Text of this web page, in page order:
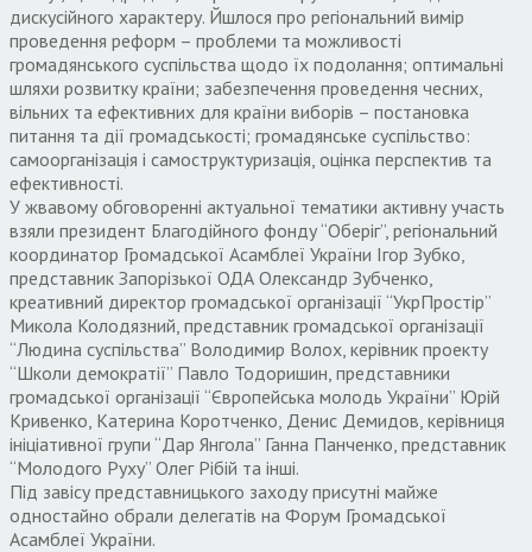
дискусійного характеру. Йшлося про регіональний вимір
проведення реформ – проблеми та можливості
громадянського суспільства щодо їх подолання; оптимальні
шляхи розвитку країни; забезпечення проведення чесних,
вільних та ефективних для країни виборів – постановка
питання та дії громадськості; громадянське суспільство:
самоорганізація і самоструктуризація, оцінка перспектив та
ефективності.
У жвавому обговоренні актуальної тематики активну участь
взяли президент Благодійного фонду “Оберіг”, регіональний
координатор Громадської Асамблеї України Ігор Зубко,
представник Запорізької ОДА Олександр Зубченко,
креативний директор громадської організації “УкрПростір”
Микола Колодязний, представник громадської організації
“Людина суспільства” Володимир Волох, керівник проекту
“Школи демократії” Павло Тодоришин, представники
громадської організації “Європейська молодь України” Юрій
Кривенко, Катерина Коротченко, Денис Демидов, керівниця
ініціативної групи “Дар Янгола” Ганна Панченко, представник
“Молодого Руху” Олег Рібій та інші.
Під завісу представницького заходу присутні майже
одностайно обрали делегатів на Форум Громадської
Асамблеї України.